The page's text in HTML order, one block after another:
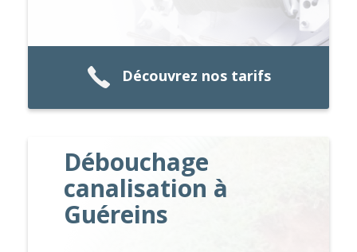
Découvrez nos tarifs
Débouchage
canalisation à
Guéreins